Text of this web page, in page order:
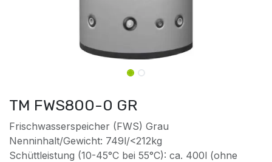
TM FWS800-0 GR
Frischwasserspeicher (FWS) Grau
Nenninhalt/Gewicht: 749l/<212kg
Schüttleistung (10-45°C bei 55°C): ca. 400l (ohne